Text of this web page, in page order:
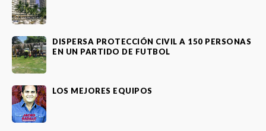
DISPERSA PROTECCIÓN CIVIL A 150 PERSONAS
EN UN PARTIDO DE FUTBOL
LOS MEJORES EQUIPOS